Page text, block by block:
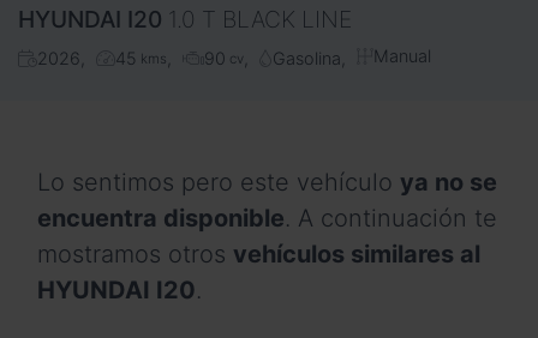
HYUNDAI I20 1.0 T BLACK LINE
2026 45 kms 90 cv Gasolina Manual
Lo sentimos pero este vehículo ya no se
encuentra disponible. A continuación te
mostramos otros vehículos similares al
HYUNDAI I20.